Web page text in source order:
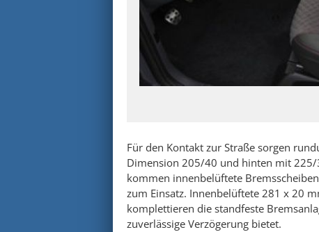
Für den Kontakt zur Straße sorgen
Dimension 205/40 und hinten mit
kommen innenbelüftete
zum Einsatz. Innenbelüftete 281 x 20
komplettieren die standfeste
zuverlässige Verzögerung bietet.